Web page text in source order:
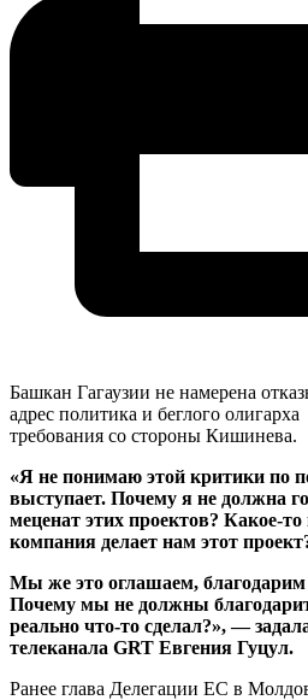
Башкан Гагаузии не намерена
адрес политика и беглого
требования со стороны Кишинева.
«Я не понимаю этой критики по
выступает. Почему я не должна
меценат этих проектов? Какое-то
компания делает нам этот
Мы же это оглашаем, благодарим
Почему мы не должны
реально что-то сделал?», —
телеканала GRT Евгения Гуцул.
Ранее глава Делегации ЕС в